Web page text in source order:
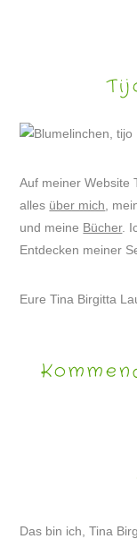
Auf meiner Website
alles über mich ,
und meine Bücher.
Entdecken meiner
Eure Tina Birgitta
Das bin ich, Tina